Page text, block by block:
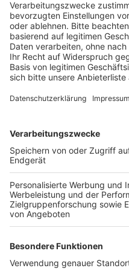
Veröffentlicht:Dienstag,
Anzeige
Am Sonntag startet das
zahlen zwischen 3 und 4
Weitere
öffnet am Sonntag um 9
dann immer erst ab 10
Feiertagen – da wird dann
aufgemacht.